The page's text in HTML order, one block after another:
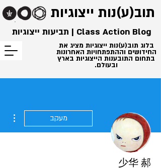
תוב(ע)נות ייצוגיות
בלוג תוב(ע)נות ייצוגיות מציג את
החידושים וההתפתחויות האחרונות
בתחום התובענות הייצוגיות בארץ
ובעולם.
Class Action Blog | תביעות ייצוגיות
מעקב
少华 郝